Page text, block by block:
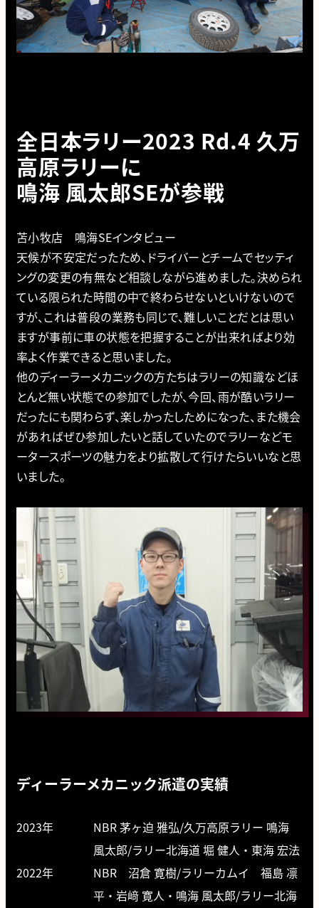
全日本ラリー2023 Rd.4 久万
高原ラリーに
鳴海 風太郎SEが参戦
苫小牧店 鳴海SEインタビュー
天候が不安定だったため、ドライバーとチームでセッティ
ングの変更の有無など相談しながら進めました。決められ
ている限られた時間の中で終わらせないといけないので
すが、これは普段の業務も同じで、難しいことだとは思い
ますが事前に車の状態を把握することが出来ればより効
率よく作業できると思いました。
他のディーラーメカニックの方たちはラリーの知識などほ
とんど無い状態での参加でしたが、今回、雨が酷いラリー
だったにも関わらず、楽しかったしためになった、また機会
があればぜひ参加したいと話していたのでラリーなどモ
ータースポーツの魅力をより拡散して行けたらいいなと思
いました。
ディーラーメカニック派遣の実績
2023年
NBR 茅ヶ迫 雅弘/久万高原ラリー 鳴海
風太郎/ラリー北海道 堀 健人・東海 宏法
2022年
NBR 沼倉 寛樹/ラリーカムイ 福島 凛
平・岩﨑 寛人・鳴海 風太郎/ラリー北海